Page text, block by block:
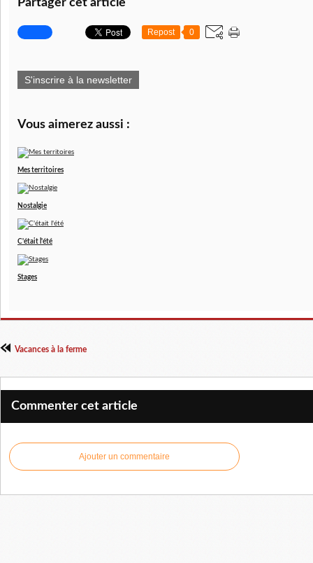
Partager cet article
Repost 0
S'inscrire à la newsletter
Vous aimerez aussi :
Mes territoires
Nostalgie
C'était l'été
Stages
Vacances à la ferme
Commenter cet article
Ajouter un commentaire